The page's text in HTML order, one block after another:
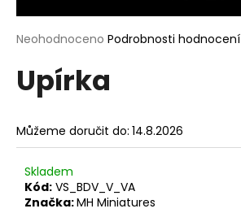
Průměrné
produktu
je
5
hvězdiček.
Neohodnoceno Podrobnosti hodnocení
Upírka
Můžeme doručit do: 14.8.2026
Skladem
Kód: VS_BDV_V_VA
Značka:MH Miniatures
a
j
t